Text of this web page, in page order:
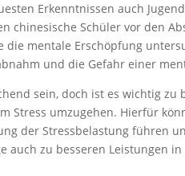
Erkenntnissen auch
chinesische Schüler vor den
die mentale Erschöpfung
und die Gefahr einer
sein, doch ist es wichtig
Stress umzugehen. Hierfür
der Stressbelastung führen
auch zu besseren Leistungen